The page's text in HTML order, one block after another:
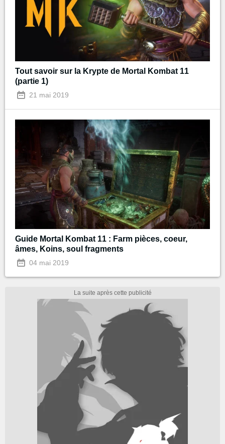
Tout savoir sur la Krypte de Mortal Kombat 11
(partie 1)
21 mai 2019
Guide Mortal Kombat 11 : Farm pièces, coeur,
âmes, Koins, soul fragments
04 mai 2019